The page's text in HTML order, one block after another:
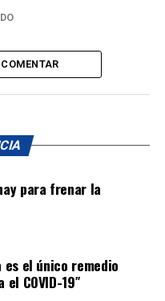
para frenar la
es el único remedio
COVID-19″